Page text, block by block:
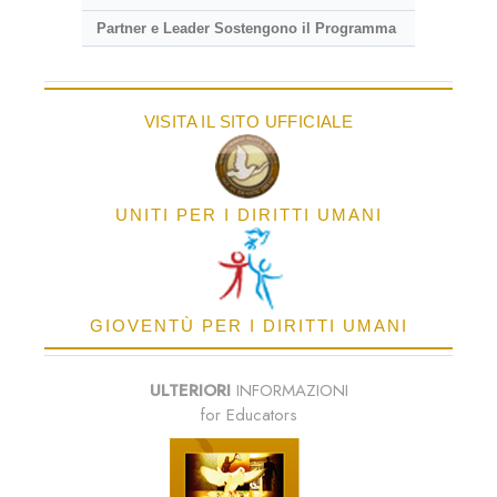
Partner e Leader Sostengono il Programma
VISITA IL SITO UFFICIALE
UNITI PER I DIRITTI UMANI
GIOVENTÙ PER I DIRITTI UMANI
ULTERIORIINFORMAZIONI
for Educators